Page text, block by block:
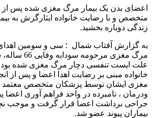
اعضای بدن یک بیمار مرگ مغزی شده پس از
متخصص و با رضایت خانواده ایثارگرش به
زندگی دوباره بخشید.
به گزارش آفتاب شمال ؛ سی و سومین اهدای
مرگ مغزی
علت ایست تنفسی دچار مرگ مغزی شده بود،
خانواده مبنی بر رضایت اهدا اعضا و پس از
مغزی ایشان توسط پزشکان متخصص معتمد
ودرمان ، نامبرده در واحد فراهم آوری اعضا
جراحی برداشت اعضا قرار گرفت و موجب
بیماران پیوند عضو شد.